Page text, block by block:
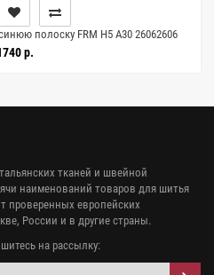
полоску FRM H5 A30 26062606
р.
тканей и швейной
наименований товаров для шитья
проверенных европейских
России и в другие страны.
на рассылку: